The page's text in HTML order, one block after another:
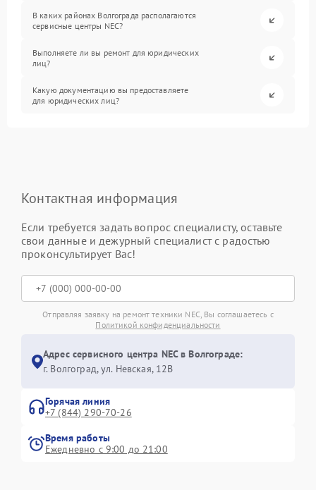
В каких районах Волгограда располагаются
сервисные центры NEC?
Выполняете ли вы ремонт для юридических
лиц?
Какую документацию вы предоставляете
для юридических лиц?
Контактная информация
Если требуется задать вопрос специалисту, оставьте
свои данные и дежурный специалист с радостью
проконсультирует Вас!
Отправляя заявку на ремонт техники NEC, Вы соглашаетесь с
Политикой конфиденциальности
Адрес сервисного центра NEC в Волгограде:
г. Волгоград, ул. Невская, 12В
Горячая линия
+7 (844) 290-70-26
Время работы
Ежедневно с 9:00 до 21:00